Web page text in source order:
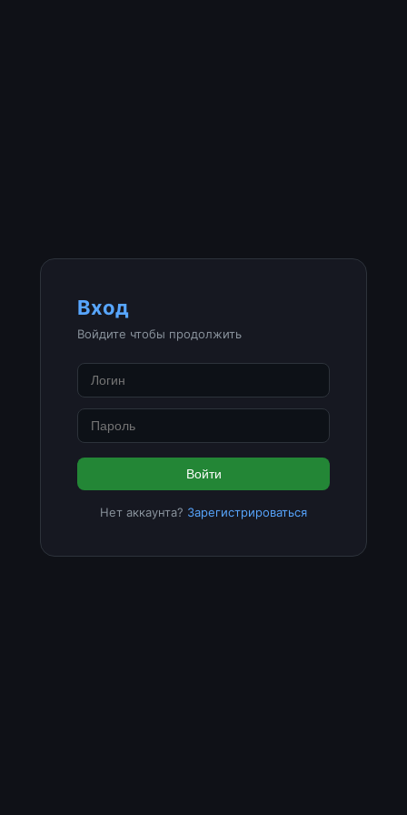
Вход
Войдите чтобы продолжить
Войти
Нет аккаунта? Зарегистрироваться